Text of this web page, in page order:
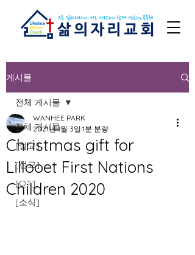
게시물
전체 게시물
[설교]
[선교]
[QT]
[소식]
전체 게시물
Christmas gift for
Lillooet First Nations
Children 2020
WANHEE PARK
2021년 1월 3일 1분 분량